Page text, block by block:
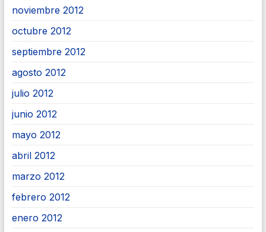
noviembre 2012
octubre 2012
septiembre 2012
agosto 2012
julio 2012
junio 2012
mayo 2012
abril 2012
marzo 2012
febrero 2012
enero 2012